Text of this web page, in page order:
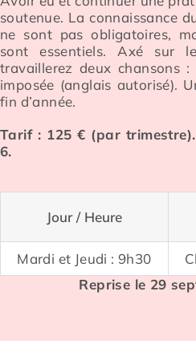
soutenue. La connaissance
ne sont pas obligatoires,
sont essentiels. Axé sur
travaillerez deux chansons
imposée (anglais autorisé).
fin d’année.
Tarif : 125 € (par
6.
Jour / Heure
Mardi et Jeudi : 9h30
Reprise le 29